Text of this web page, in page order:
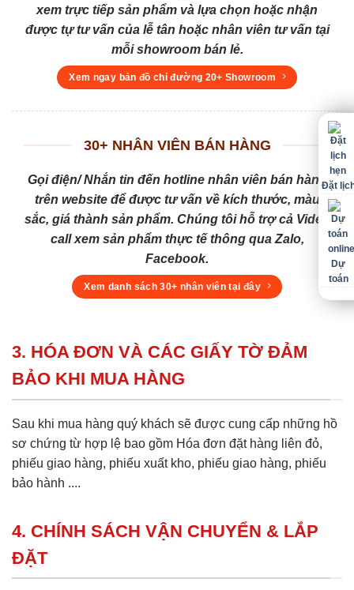
xem trực tiếp sản phẩm và lựa chọn hoặc nhận
được tự tư vấn của lễ tân hoặc nhân viên tư vấn tại
mỗi showroom bán lẻ.
Xem ngay bản đồ chỉ đường 20+ Showroom
30+ NHÂN VIÊN BÁN HÀNG
Gọi điện/ Nhắn tin đến hotline nhân viên bán hàng
trên website để được tư vấn về kích thước, màu
sắc, giá thành sản phẩm. Chúng tôi hỗ trợ cả Video
call xem sản phẩm thực tế thông qua Zalo,
Facebook.
Xem danh sách 30+ nhân viên tại đây
3. HÓA ĐƠN VÀ CÁC GIẤY TỜ ĐẢM
BẢO KHI MUA HÀNG
Sau khi mua hàng quý khách sẽ được cung cấp những hồ
sơ chứng từ hợp lệ bao gồm Hóa đơn đặt hàng liên đỏ,
phiếu giao hàng, phiếu xuất kho, phiếu giao hàng, phiếu
bảo hành ....
4. CHÍNH SÁCH VẬN CHUYỂN & LẮP
ĐẶT
Đặt
Dự
toán